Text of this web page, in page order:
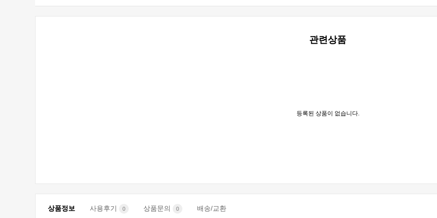
관련상품
등록된 상품이 없습니다.
상품정보 사용후기 0 상품문의 0 배송/교환